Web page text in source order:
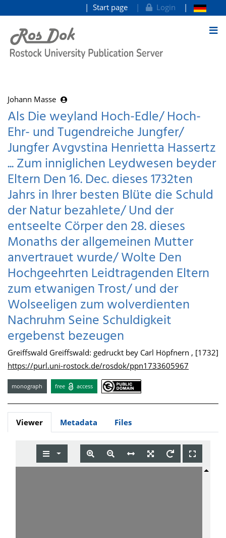
goto contents
Start page Login
Johann Masse
Als Die weyland Hoch-Edle/ Hoch-
Ehr- und Tugendreiche Jungfer/
Jungfer Avgvstina Henrietta Hassertz
... Zum inniglichen Leydwesen beyder
Eltern Den 16. Dec. dieses 1732ten
Jahrs in Ihrer besten Blüte die Schuld
der Natur bezahlete/ Und der
entseelte Cörper den 28. dieses
Monaths der allgemeinen Mutter
anvertrauet wurde/ Wolte Den
Hochgeehrten Leidtragenden Eltern
zum etwanigen Trost/ und der
Wolseeligen zum wolverdienten
Nachruhm Seine Schuldigkeit
ergebenst bezeugen
Greiffswald Greiffswald: gedruckt bey Carl Höpfnern , [1732]
https://purl.uni-rostock.de/rosdok/ppn1733605967
monograph free access
Viewer Metadata Files